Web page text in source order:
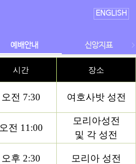
ENGLISH
예배안내 신앙지표
시간 장소
오전 7:30 여호사밧 성전
오전 11:00
모리아성전
및 각 성전
오후 2:30 모리아 성전